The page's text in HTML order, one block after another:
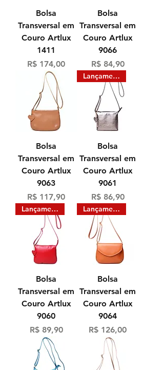
Bolsa
Transversal em
Couro Artlux
1411
Preço
R$ 174,00
Bolsa
Transversal em
Couro Artlux
9066
Preço
R$ 84,90
Bolsa
Transversal em
Couro Artlux
9063
Preço
R$ 117,90
Lançamento
Bolsa
Transversal em
Couro Artlux
9061
Preço
R$ 86,90
Lançamento
Bolsa
Transversal em
Couro Artlux
9060
Preço
R$ 89,90
Lançamento
Bolsa
Transversal em
Couro Artlux
9064
Preço
R$ 126,00